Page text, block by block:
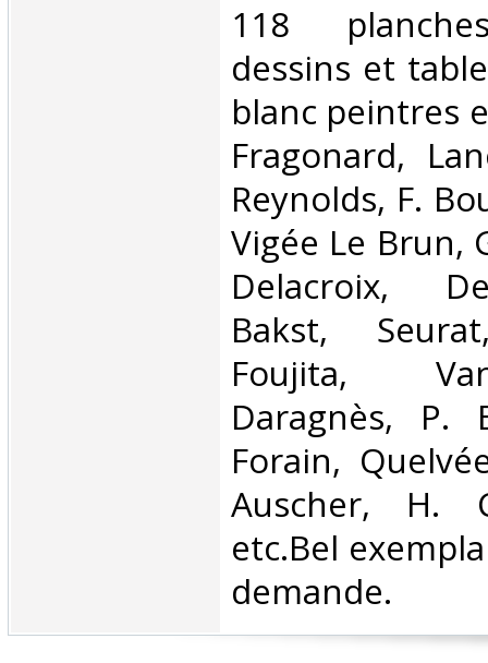
‎118
dessins et
blanc peintres
Fragonard,
Reynolds, F.
Vigée Le Brun,
Delacroix,
Bakst,
Foujita,
Daragnès, P.
Forain,
Auscher, H.
etc.Bel
demande.‎